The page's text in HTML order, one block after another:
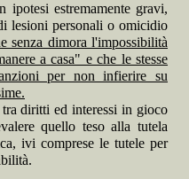
estremamente gravi,
lesioni personali o omicidio
senza dimora l'impossibilità
a casa" e che le stesse
per non infierire su
diritti ed interessi in gioco
quello teso alla tutela
ivi comprese le tutele per